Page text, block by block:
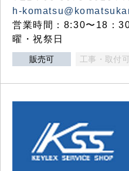
h-
営業時間：8:30〜18：
曜・祝祭日
販売可 工事・取付可